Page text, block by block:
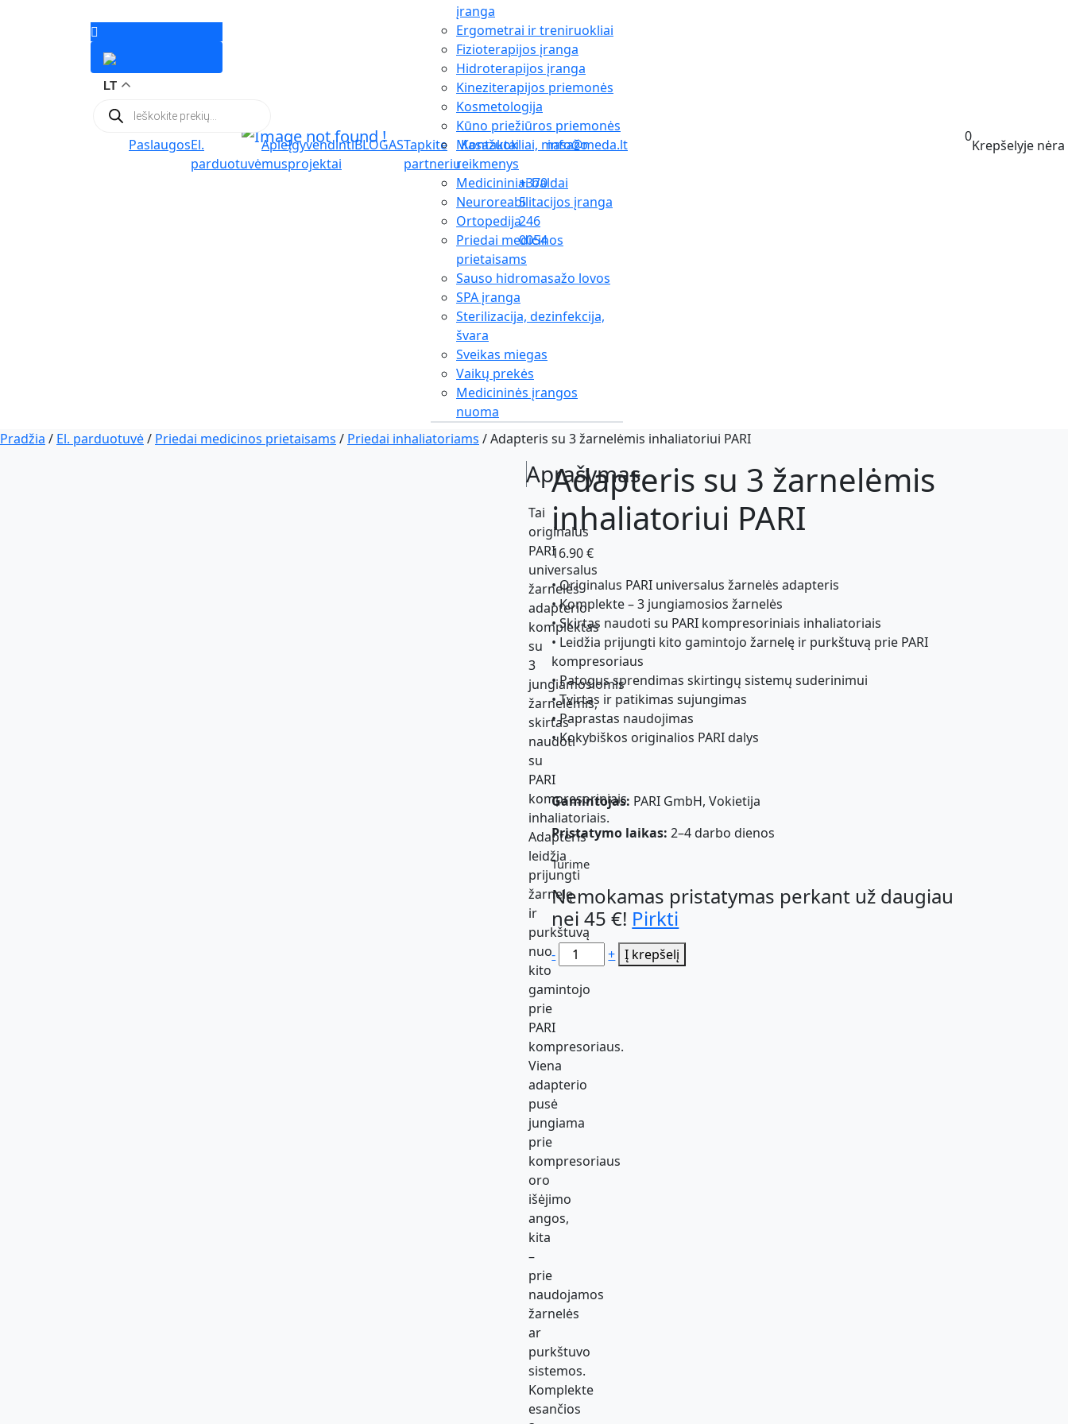
įranga
Ergometrai ir treniruokliai
Fizioterapijos įranga
Hidroterapijos įranga
Kineziterapijos priemonės
Kosmetologija
Kūno priežiūros priemonės
Masažuokliai, masažo
reikmenys
Medicininiai baldai
Neuroreabilitacijos įranga
Ortopedija
Priedai medicinos
prietaisams
Sauso hidromasažo lovos
SPA įranga
Sterilizacija, dezinfekcija,
švara
Sveikas miegas
Vaikų prekės
Medicininės įrangos
nuoma
0
Krepšelyje
LT
Products
search
PaslaugosEl.
parduotuvė
Apie
mus
Įgyvendinti
projektai
BLOGASTapkite
partneriu
Kontaktai
+370
5
246
0054
info@meda.lt
Pradžia / El. parduotuvė/ Priedai medicinos prietaisams / Priedai inhaliatoriams / Adapteris su 3 žarnelėmis inhaliatoriui PARI
Adapteris su 3 žarnelėmis
inhaliatoriui PARI
16.90€
• Originalus PARI universalus žarnelės adapteris
• Komplekte – 3 jungiamosios žarnelės
• Skirtas naudoti su PARI kompresoriniais inhaliatoriais
• Leidžia prijungti kito gamintojo žarnelę ir purkštuvą prie PARI
kompresoriaus
• Patogus sprendimas skirtingų sistemų suderinimui
• Tvirtas ir patikimas sujungimas
• Paprastas naudojimas
• Kokybiškos originalios PARI dalys
Gamintojas: PARI GmbH, Vokietija
Pristatymo laikas: 2–4 darbo dienos
Turime
Nemokamas pristatymas perkant už daugiau
nei 45 €! Pirkti
Pasirinkite
kiekį
- + Į krepšelį
Aprašymas
Tai
originalus
PARI
universalus
žarnelės
adapterio
komplektas
su
3
jungiamosiomis
žarnelėmis,
skirtas
naudoti
su
PARI
kompresoriniais
inhaliatoriais.
Adapteris
leidžia
prijungti
žarnelę
ir
purkštuvą
nuo
kito
gamintojo
prie
PARI
kompresoriaus.
Viena
adapterio
pusė
jungiama
prie
kompresoriaus
oro
išėjimo
angos,
kita
–
prie
naudojamos
žarnelės
ar
purkštuvo
sistemos.
Komplekte
esančios